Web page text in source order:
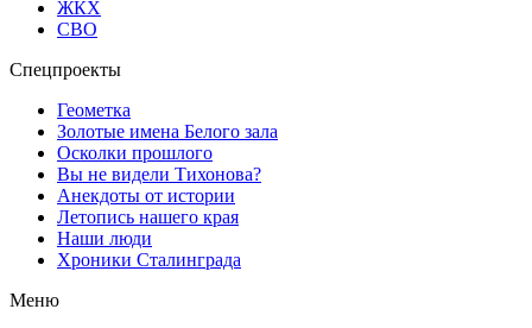
ЖКХ
СВО
Спецпроекты
Геометка
Золотые имена Белого зала
Осколки прошлого
Вы не видели Тихонова?
Анекдоты от истории
Летопись нашего края
Наши люди
Хроники Сталинграда
Меню